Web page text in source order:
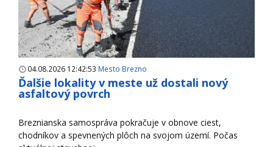
04.08.2026 12:42:53 Mesto Brezno
Ďalšie lokality v meste už dostali nový
asfaltový povrch
Breznianska samospráva pokračuje v obnove ciest,
chodníkov a spevnených plôch na svojom území. Počas